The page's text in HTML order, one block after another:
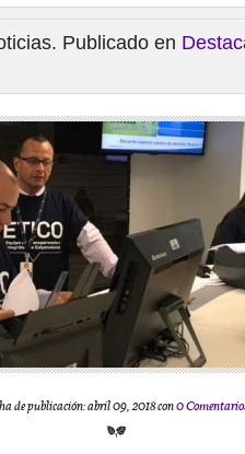
Publicado en
de publicación: abril 09, 2018 con0